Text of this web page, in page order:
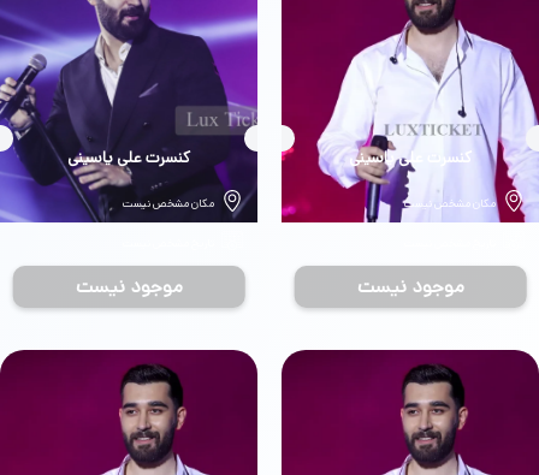
بلیط
کنسرت علی یاسینی
مکان مشخص نیست
موجود نیست
بلیط
کنسرت علی یاسینی
مکان مشخص نیست
موجود نیست